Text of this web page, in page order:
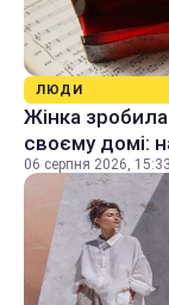
ЛЮДИ
Жінка зробила
своєму домі:
06 серпня 2026, 15:33